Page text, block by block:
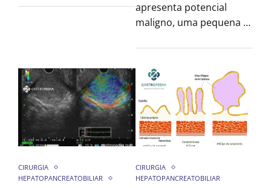
apresenta potencial
maligno, uma pequena …
CIRURGIA
HEPATOPANCREATOBILIAR
CIRURGIA
HEPATOPANCREATOBILIAR